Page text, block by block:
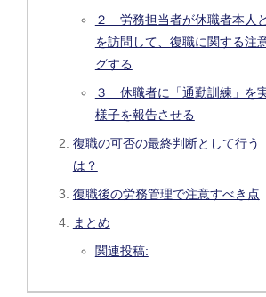
２ 労務担当者が休職者本人
を訪問して、復職に関する注
グする
３ 休職者に「通勤訓練」を
様子を報告させる
復職の可否の最終判断として行う
は？
復職後の労務管理で注意すべき点
まとめ
関連投稿: